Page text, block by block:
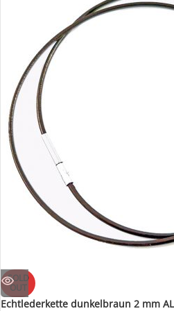
SOLD
OUT
Echtlederkette dunkelbraun 2 mm